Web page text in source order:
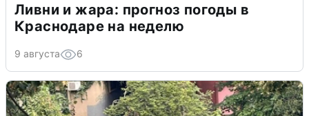
Ливни и жара: прогноз погоды в
Краснодаре на неделю
9 августа 6